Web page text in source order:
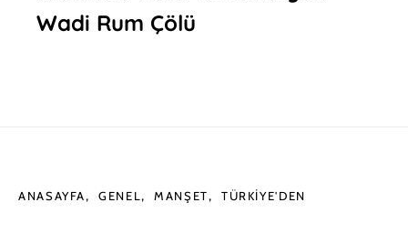
Wadi Rum Çölü
ANASAYFA GENEL MANŞET TÜRKIYE'DEN